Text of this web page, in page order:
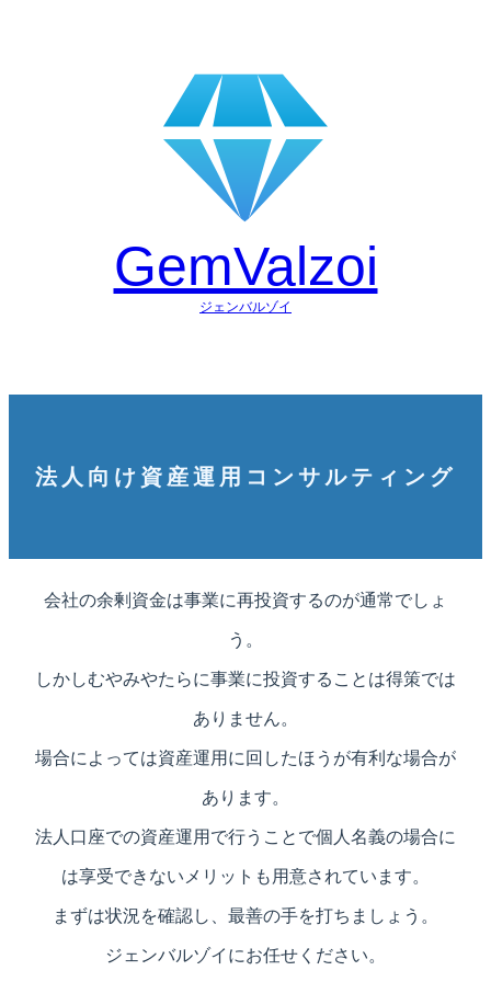
GemValzoi
ジェンバルゾイ
法人向け資産運用コンサルティング
会社の余剰資金は事業に再投資するのが通常でしょ
う。
しかしむやみやたらに事業に投資することは得策では
ありません。
場合によっては資産運用に回したほうが有利な場合が
あります。
法人口座での資産運用で行うことで個人名義の場合に
は享受できないメリットも用意されています。
まずは状況を確認し、最善の手を打ちましょう。
ジェンバルゾイにお任せください。